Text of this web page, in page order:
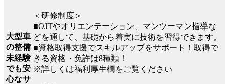
大型車
の整備
未経験
でも安
心なサ
＜研修制度＞
■OJTやオリエンテーション、マンツーマン指導な
どを通して、基礎から着実に技術を習得できます。
■資格取得支援でスキルアップをサポート！取得で
きる資格・免許は8種類！
※詳しくは福利厚生欄をご覧ください